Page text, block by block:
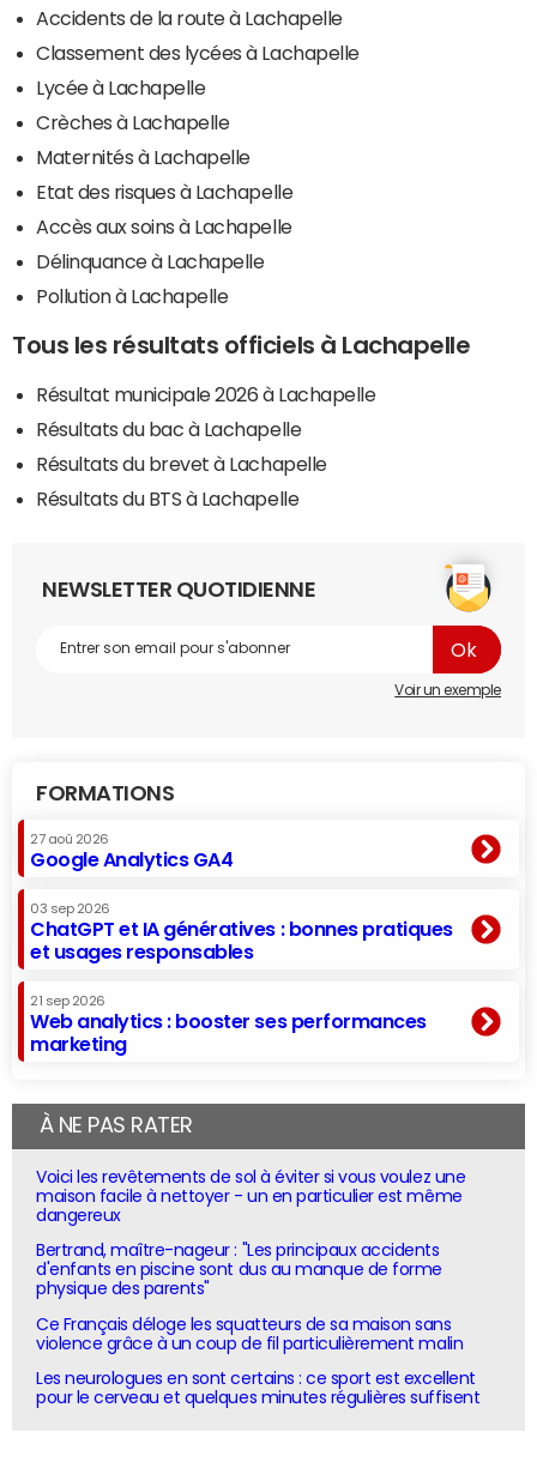
Accidents de la route à Lachapelle
Classement des lycées à Lachapelle
Lycée à Lachapelle
Crèches à Lachapelle
Maternités à Lachapelle
Etat des risques à Lachapelle
Accès aux soins à Lachapelle
Délinquance à Lachapelle
Pollution à Lachapelle
Tous les résultats officiels à Lachapelle
Résultat municipale 2026 à Lachapelle
Résultats du bac à Lachapelle
Résultats du brevet à Lachapelle
Résultats du BTS à Lachapelle
NEWSLETTER QUOTIDIENNE
Voir un exemple
FORMATIONS
27 aoû 2026
Google Analytics GA4
03 sep 2026
ChatGPT et IA génératives : bonnes pratiques
et usages responsables
21 sep 2026
Web analytics : booster ses performances
marketing
À NE PAS RATER
Voici les revêtements de sol à éviter si vous voulez une
maison facile à nettoyer - un en particulier est même
dangereux
Bertrand, maître-nageur : "Les principaux accidents
d'enfants en piscine sont dus au manque de forme
physique des parents"
Ce Français déloge les squatteurs de sa maison sans
violence grâce à un coup de fil particulièrement malin
Les neurologues en sont certains : ce sport est excellent
pour le cerveau et quelques minutes régulières suffisent